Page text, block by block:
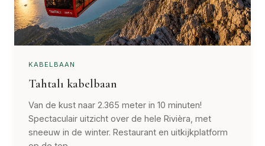
KABELBAAN
Tahtalı kabelbaan
Van de kust naar 2.365 meter in 10 minuten!
Spectaculair uitzicht over de hele Rivièra, met
sneeuw in de winter. Restaurant en uitkijkplatform